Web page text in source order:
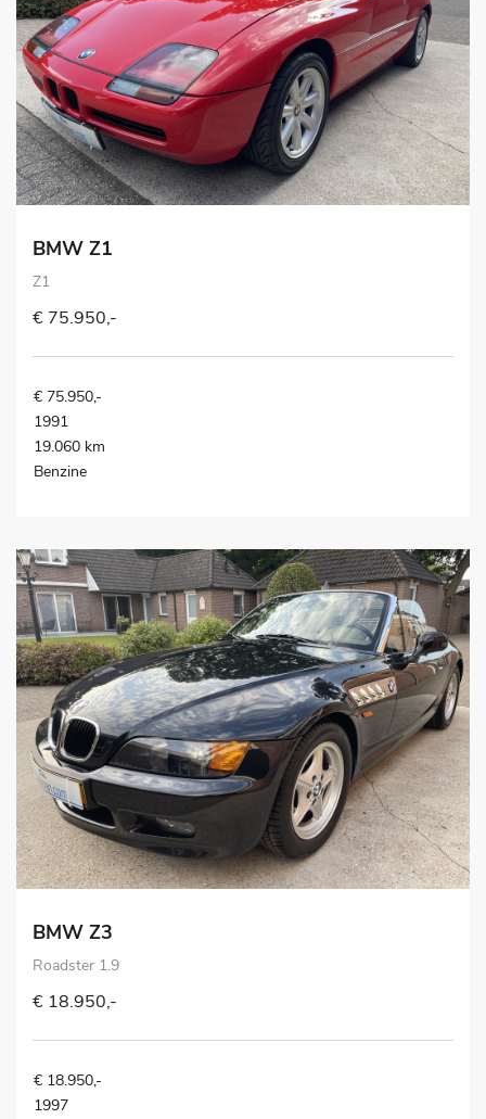
BMW Z1
Z1
€ 75.950,-
€ 75.950,-
1991
19.060 km
Benzine
BMW Z3
Roadster 1.9
€ 18.950,-
€ 18.950,-
1997